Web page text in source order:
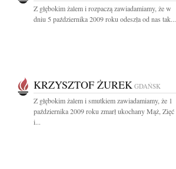
Z głębokim żalem i rozpaczą zawiadamiamy, że w
dniu 5 października 2009 roku odeszła od nas tak...
KRZYSZTOF ŻUREK GDAŃSK
Z głębokim żalem i smutkiem zawiadamiamy, że 1
października 2009 roku zmarł ukochany Mąż, Zięć
i...